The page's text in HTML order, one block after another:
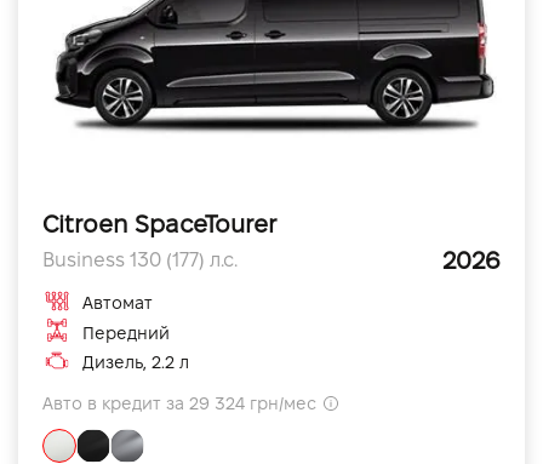
Citroen SpaceTourer
Business 130 (177) л.с. 2026
Автомат
Передний
Дизель, 2.2 л
Авто в кредит за 29 324 грн/мес